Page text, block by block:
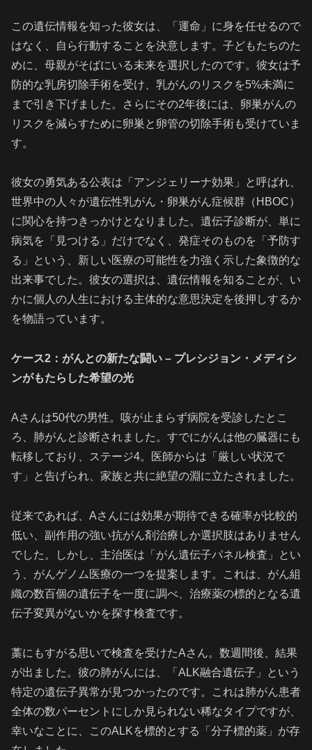
この遺伝情報を知った彼女は、「運命」に身を任せるので
はなく、自ら行動することを決意します。子どもたちのた
めに、母親がそばにいる未来を選択したのです。彼女は予
防的な乳房切除手術を受け、乳がんのリスクを5%未満に
まで引き下げました。さらにその2年後には、卵巣がんの
リスクを減らすために卵巣と卵管の切除手術も受けていま
す。
彼女の勇気ある公表は「アンジェリーナ効果」と呼ばれ、
世界中の人々が遺伝性乳がん・卵巣がん症候群（HBOC）
に関心を持つきっかけとなりました。遺伝子診断が、単に
病気を「見つける」だけでなく、発症そのものを「予防す
る」という、新しい医療の可能性を力強く示した象徴的な
出来事でした。彼女の選択は、遺伝情報を知ることが、い
かに個人の人生における主体的な意思決定を後押しするか
を物語っています。
ケース2：がんとの新たな闘い – プレシジョン・メディシ
ンがもたらした希望の光
Aさんは50代の男性。咳が止まらず病院を受診したとこ
ろ、肺がんと診断されました。すでにがんは他の臓器にも
転移しており、ステージ4。医師からは「厳しい状況で
す」と告げられ、家族と共に絶望の淵に立たされました。
従来であれば、Aさんには効果が期待できる確率が比較的
低い、副作用の強い抗がん剤治療しか選択肢はありません
でした。しかし、主治医は「がん遺伝子パネル検査」とい
う、がんゲノム医療の一つを提案します。これは、がん組
織の数百個の遺伝子を一度に調べ、治療薬の標的となる遺
伝子変異がないかを探す検査です。
藁にもすがる思いで検査を受けたAさん。数週間後、結果
が出ました。彼の肺がんには、「ALK融合遺伝子」という
特定の遺伝子異常が見つかったのです。これは肺がん患者
全体の数パーセントにしか見られない稀なタイプですが、
幸いなことに、このALKを標的とする「分子標的薬」が存